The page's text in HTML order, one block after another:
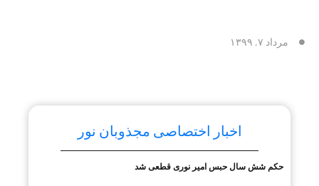
مرداد ۷, ۱۳۹۹
اخبار اختصاصی مجذوبان نور
حکم شش سال حبس امیر نوری قطعی شد